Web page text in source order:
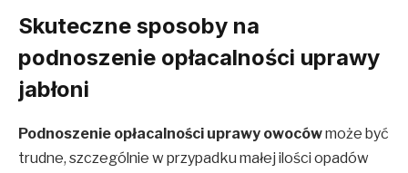
Skuteczne sposoby na
podnoszenie opłacalności uprawy
jabłoni
Podnoszenie opłacalności uprawy owocówmoże być
trudne, szczególnie w przypadku małej ilości opadów